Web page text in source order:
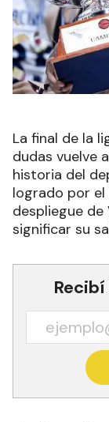
La final de la
dudas vuelve
historia del
logrado por el
despliegue de
significar su